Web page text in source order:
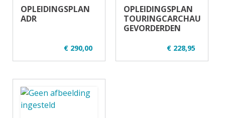
OPLEIDINGSPLAN
ADR
€ 290,00
✔ U01-2
opgeknipt
✔ 7-14 uur
✔ 20 deelnemers
✔ Vrachtauto
OPLEIDINGSPLAN
TOURINGCARCHAUFFEUR
GEVORDERDEN
€ 228,95
✔ U33-2